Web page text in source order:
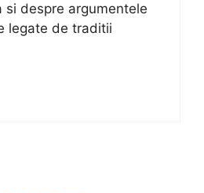
despre argumentele
legate de traditii